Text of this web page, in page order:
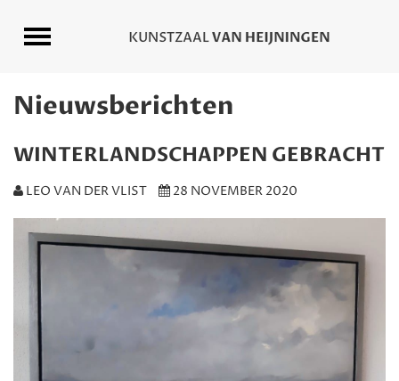
Nieuwsberichten
WINTERLANDSCHAPPEN GEBRACHT
LEO VAN DER VLIST 28 NOVEMBER 2020